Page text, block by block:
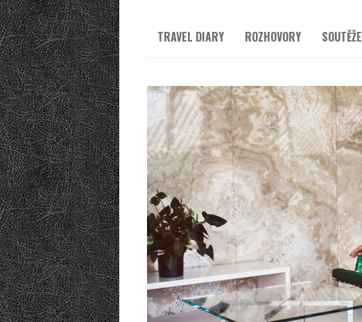
TRAVEL DIARY ROZHOVORY SOUTĚŽE